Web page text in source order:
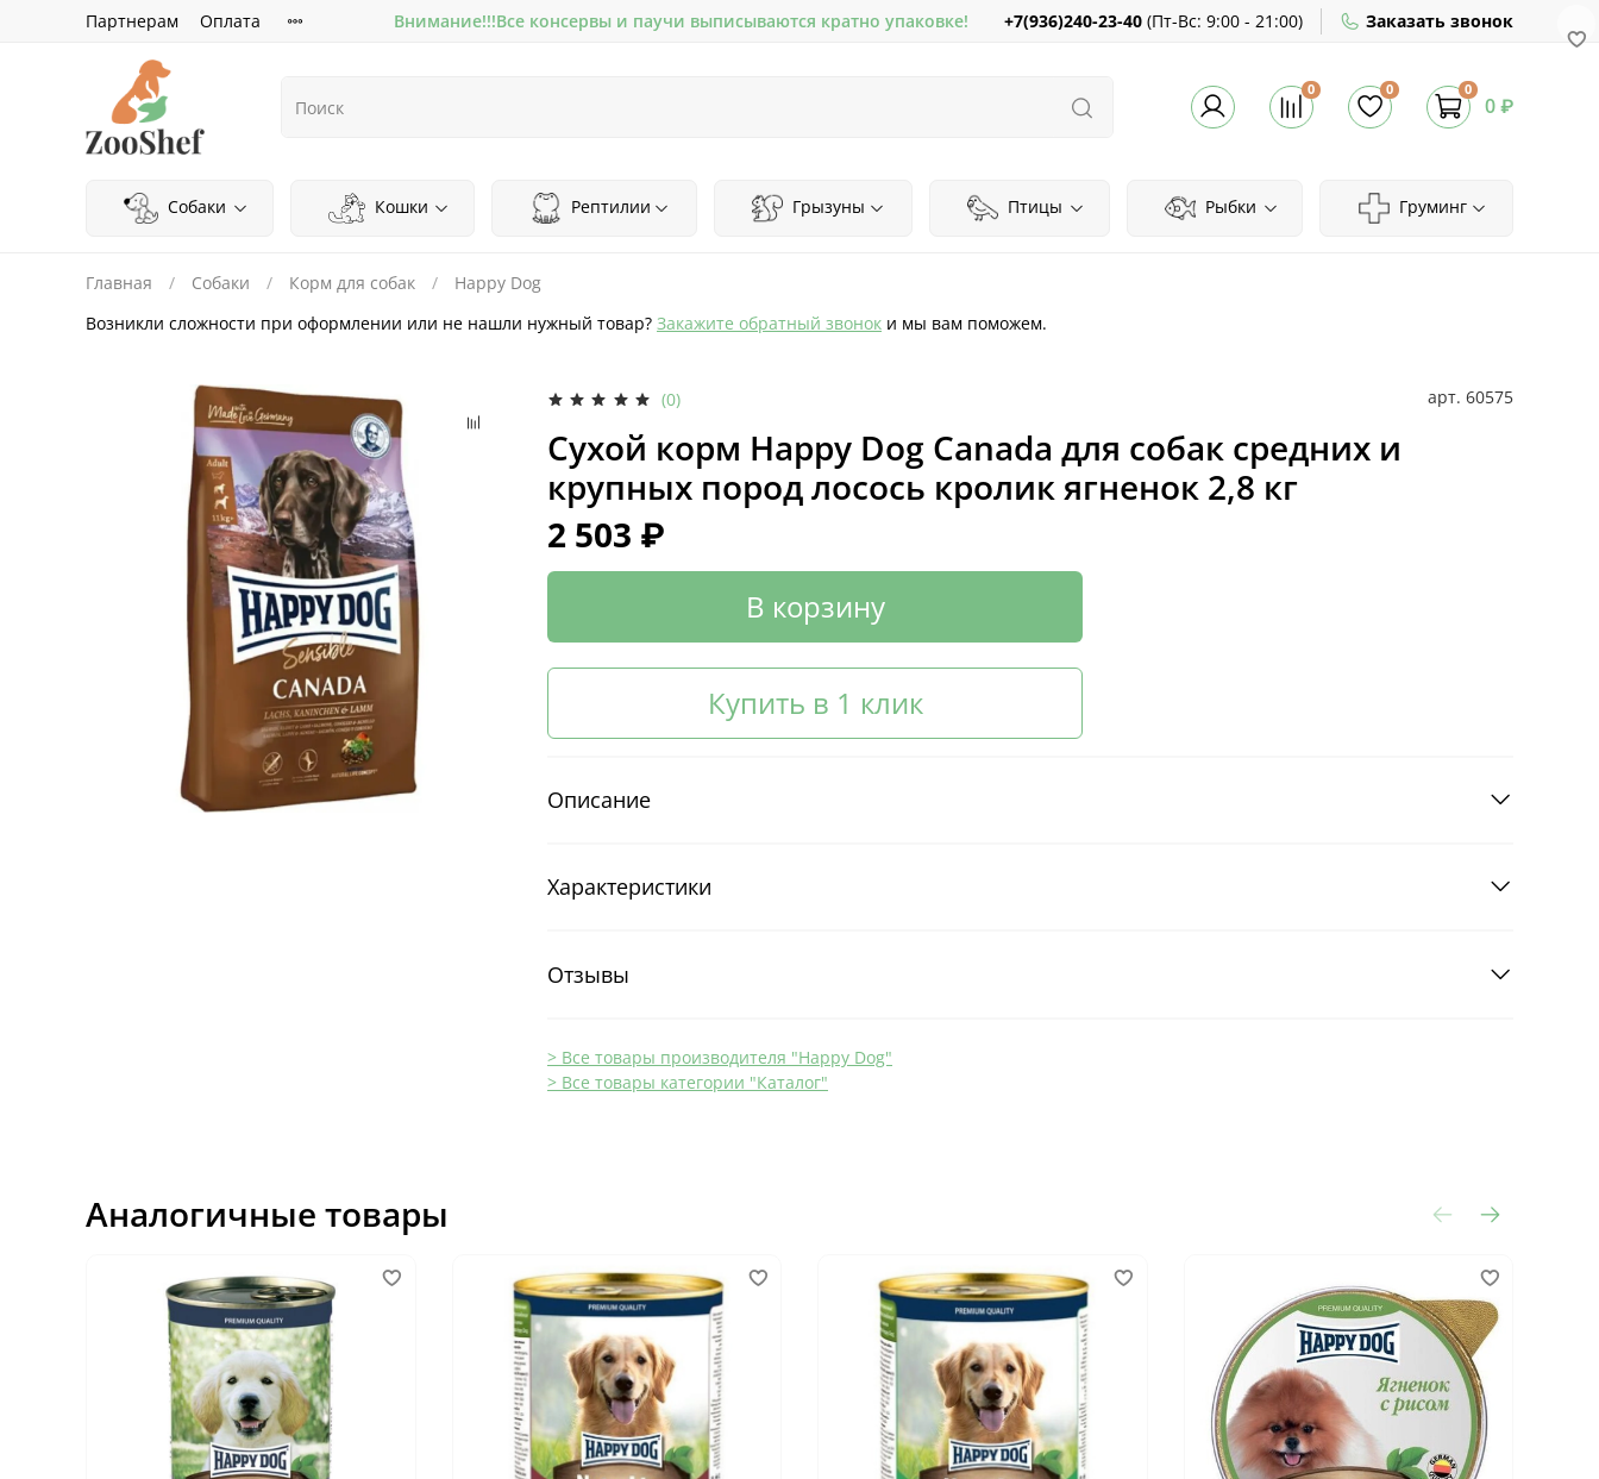
Партнерам Оплата Внимание!!!Все консервы и паучи выписываются кратно упаковке! +7(936)240-23-40 (Пт-Вс: 9:00 - 21:00) Заказать звонок
0 0 0
0 ₽
Собаки Кошки Рептилии Грызуны Птицы Рыбки Груминг
Главная Собаки Корм для собак
Happy Dog
Возникли сложности при оформлении или не нашли нужный товар? Закажите обратный звонок и мы вам поможем.
(0) арт. 60575
Сухой корм Happy Dog Canada для собак средних и
крупных пород лосось кролик ягненок 2,8 кг
2 503 ₽
В корзину
Купить в 1 клик
Описание
Характеристики
Отзывы
> Все товары производителя "Happy Dog"
> Все товары категории "Каталог"
Аналогичные товары